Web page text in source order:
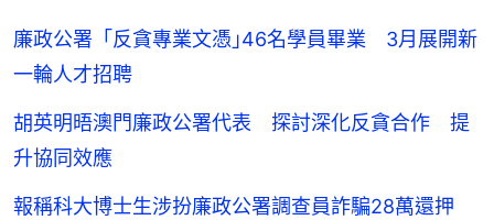
廉政公署「反貪專業文憑｣46名學員畢業 3月展開新
一輪人才招聘
胡英明晤澳門廉政公署代表 探討深化反貪合作 提
升協同效應
報稱科大博士生涉扮廉政公署調查員詐騙28萬還押